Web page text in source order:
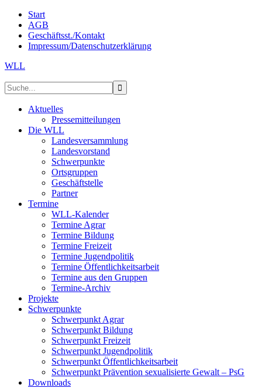
Start
AGB
Geschäftsst./Kontakt
Impressum/Datenschutzerklärung
WLL
Aktuelles
Pressemitteilungen
Die WLL
Landesversammlung
Landesvorstand
Schwerpunkte
Ortsgruppen
Geschäftstelle
Partner
Termine
WLL-Kalender
Termine Agrar
Termine Bildung
Termine Freizeit
Termine Jugendpolitik
Termine Öffentlichkeitsarbeit
Termine aus den Gruppen
Termine-Archiv
Projekte
Schwerpunkte
Schwerpunkt Agrar
Schwerpunkt Bildung
Schwerpunkt Freizeit
Schwerpunkt Jugendpolitik
Schwerpunkt Öffentlichkeitsarbeit
Schwerpunkt Prävention sexualisierte Gewalt – PsG
Downloads